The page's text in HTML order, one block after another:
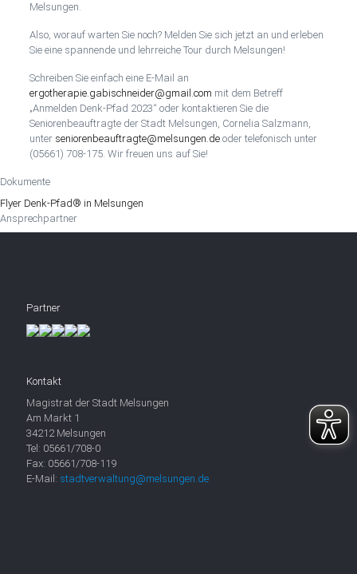
Melsungen.
Also, worauf warten Sie noch? Melden Sie sich jetzt an und erleben
Sie eine spannende und lehrreiche Tour durch Melsungen!
Schreiben Sie einfach eine E-Mail an
ergotherapie.gabischneider@gmail.com mit dem Betreff
„Anmelden Denk-Pfad 2023“ oder kontaktieren Sie die
Seniorenbeauftragte der Stadt Melsungen, Cornelia Salzmann,
unter seniorenbeauftragte@melsungen.deoder telefonisch unter
(05661) 708-175. Wir freuen uns auf Sie!
Dokumente
Flyer Denk-Pfad® in Melsungen
Ansprechpartner
Partner
Kontakt
Magistrat der Stadt Melsungen
Am Markt 1
34212 Melsungen
Tel: 05661/708-0
Fax: 05661/708-119
E-Mail: stadtverwaltung@melsungen.de